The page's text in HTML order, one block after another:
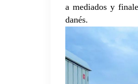
a mediados y
danés.